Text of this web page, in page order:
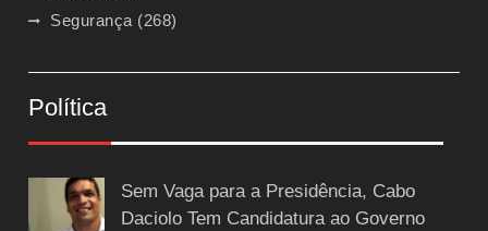
Segurança (268)
Política
Sem Vaga para a Presidência, Cabo
Daciolo Tem Candidatura ao Governo